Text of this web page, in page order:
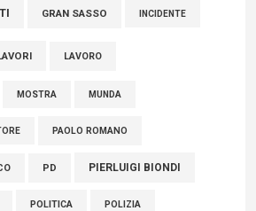
GRAN SASSO INCIDENTE
LAVORO
MOSTRA MUNDA
PAOLO ROMANO
PD PIERLUIGI BIONDI
POLITICA POLIZIA